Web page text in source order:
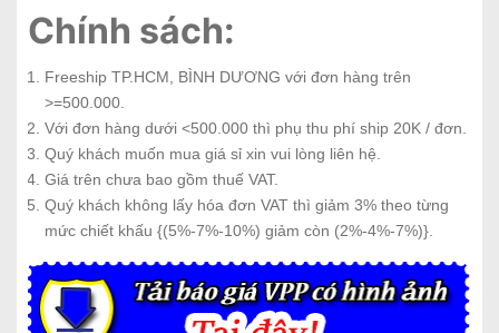
Chính sách:
Freeship TP.HCM, BÌNH DƯƠNG với đơn hàng trên
>=500.000.
Với đơn hàng dưới <500.000 thì phụ thu phí ship 20K / đơn.
Quý khách muốn mua giá sỉ xin vui lòng liên hệ.
Giá trên chưa bao gồm thuế VAT.
Quý khách không lấy hóa đơn VAT thì giảm 3% theo từng
mức chiết khấu {(5%-7%-10%) giảm còn (2%-4%-7%)}.